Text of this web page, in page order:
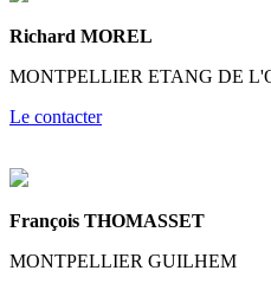
Richard MOREL
MONTPELLIER ETANG DE
Le contacter
François THOMASSET
MONTPELLIER GUILHEM